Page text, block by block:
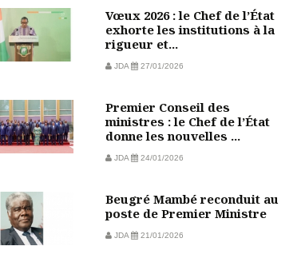
Vœux 2026 : le Chef de l’État
exhorte les institutions à la
rigueur et...
JDA 27/01/2026
Premier Conseil des
ministres : le Chef de l’État
donne les nouvelles ...
JDA 24/01/2026
Beugré Mambé reconduit au
poste de Premier Ministre
JDA 21/01/2026